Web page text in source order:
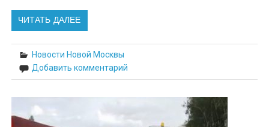
ЧИТАТЬ ДАЛЕЕ
Новости Новой Москвы
Добавить комментарий